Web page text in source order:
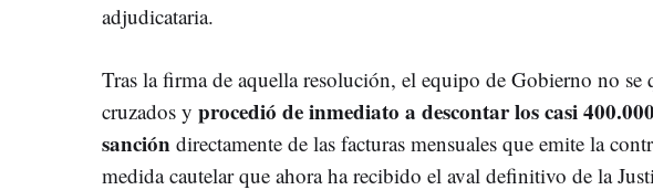
adjudicataria.
Tras la firma de aquella resolución, el equipo de Gobierno no se
cruzados y procedió de inmediato a descontar los casi
sanción directamente de las facturas mensuales que emite la
medida cautelar que ahora ha recibido el aval definitivo de la